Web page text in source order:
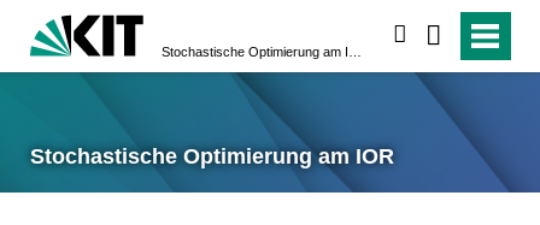
Stochastische Optimierung am IOR